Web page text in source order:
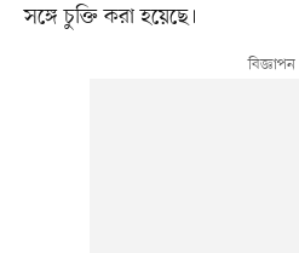
সঙ্গে চুক্তি করা হয়েছে।